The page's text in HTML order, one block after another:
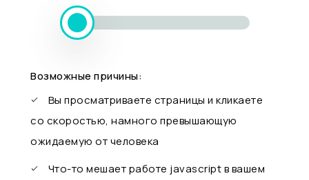
Возможные причины:
Вы просматриваете страницы и кликаете
со скоростью, намного превышающую
ожидаемую от человека
Что-то мешает работе javascript в вашем